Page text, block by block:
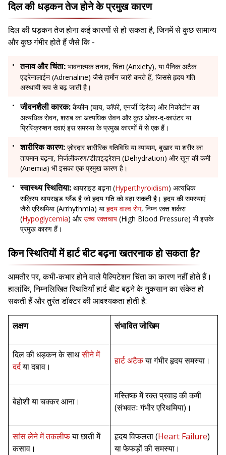
दिल की धड़कन तेज होने के प्रमुख कारण
दिल की धड़कन तेज होना कई कारणों से हो सकता है, जिनमें से कुछ सामान्य
और कुछ गंभीर होते हैं जैसे कि -
तनाव और चिंता: भावनात्मक तनाव, चिंता (Anxiety), या पैनिक अटैक
एड्रेनालाईन (Adrenaline) जैसे हार्मोन जारी करते हैं, जिससे हृदय गति
अस्थायी रूप से बढ़ जाती है।
जीवनशैली कारक: कैफीन (चाय, कॉफी, एनर्जी ड्रिंक) और निकोटीन का
अत्यधिक सेवन, शराब का अत्यधिक सेवन और कुछ ओवर-द-काउंटर या
प्रिस्क्रिप्शन दवाएं इस समस्या के प्रमुख कारणों में से एक हैं।
शारीरिक कारण: ज़ोरदार शारीरिक गतिविधि या व्यायाम, बुखार या शरीर का
तापमान बढ़ना, निर्जलीकरण/डीहाइड्रेशन (Dehydration) और खून की कमी
(Anemia) भी इसका एक प्रमुख कारण है।
स्वास्थ्य स्थितिया: थायराइड बढ़ना (Hyperthyroidism) अत्यधिक
सक्रिय थायराइड ग्लैंड है जो हृदय गति को बढ़ा सकती है। हृदय की समस्याएं
जैसे एरिथमिया (Arrhythmia) याहृदय वाल्व रोग, निम्न रक्त शर्करा
(Hypoglycemia) औरउच्च रक्तचाप (High Blood Pressure) भी इसके
प्रमुख कारण हैं।
किन स्थितियों में हार्ट बीट बढ़ना खतरनाक हो सकता है?
आमतौर पर, कभी-कभार होने वाले पैल्पिटेशन चिंता का कारण नहीं होते हैं।
हालांकि, निम्नलिखित स्थितियाँ हार्ट बीट बढ़ने के नुकसान का संकेत हो
सकती हैं और तुरंत डॉक्टर की आवश्यकता होती है:
लक्षण संभावित जोखिम
दिल की धड़कन के साथसीने में
दर्दया दबाव।
हार्ट अटैकया गंभीर हृदय समस्या।
बेहोशी या चक्कर आना।
मस्तिष्क में रक्त प्रवाह की कमी
(संभवतः गंभीर एरिथमिया)।
सांस लेने में तकलीफया छाती में
कसाव।
हृदय विफलता (Heart Failure)
या फेफड़ों की समस्या।